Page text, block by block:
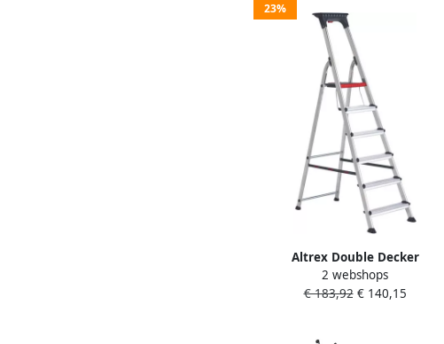
23%
Altrex Double Decker
Huishoudtrap | 6-Treeds 501106
2 webshops
€ 183,92€ 140,15